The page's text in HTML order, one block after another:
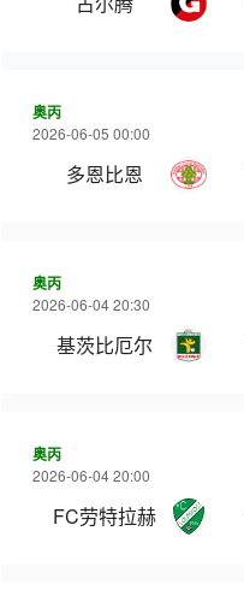
奥丙
2026-06-05 00:00
多恩比恩
奥丙
2026-06-04 20:30
基茨比厄尔
奥丙
2026-06-04 20:00
FC劳特拉赫